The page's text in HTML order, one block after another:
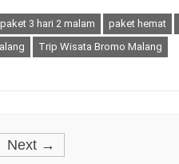
paket 3 hari 2 malam paket hemat
Trip Wisata Bromo Malang
Next →